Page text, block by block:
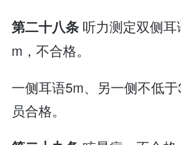
第二十八条 听力测定双侧
m，不合格。
一侧耳语5m、另一侧不低于
员合格。